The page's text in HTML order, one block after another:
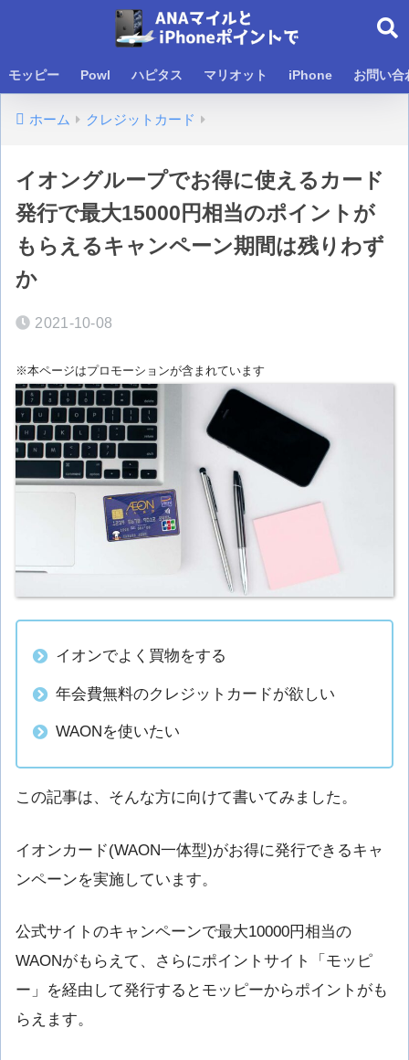
モッピー Powl ハピタス マリオット iPhone お問い合
ホーム クレジットカード
イオングループでお得に使えるカード
発行で最大15000円相当のポイントが
もらえるキャンペーン期間は残りわず
か
2021-10-08
※本ページはプロモーションが含まれています
イオンでよく買物をする
年会費無料のクレジットカードが欲しい
WAONを使いたい
この記事は、そんな方に向けて書いてみました。
イオンカード(WAON一体型)がお得に発行できるキャ
ンペーンを実施しています。
公式サイトのキャンペーンで最大10000円相当の
WAONがもらえて、さらにポイントサイト「モッピ
ー」を経由して発行するとモッピーからポイントがも
らえます。